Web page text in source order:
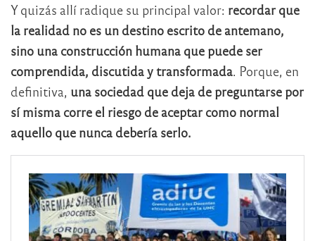
Y quizás allí radique su principal valor: recordar que
la realidad no es un destino escrito de antemano,
sino una construcción humana que puede ser
comprendida, discutida y transformada. Porque, en
definitiva, una sociedad que deja de preguntarse por
sí misma corre el riesgo de aceptar como normal
aquello que nunca debería serlo.